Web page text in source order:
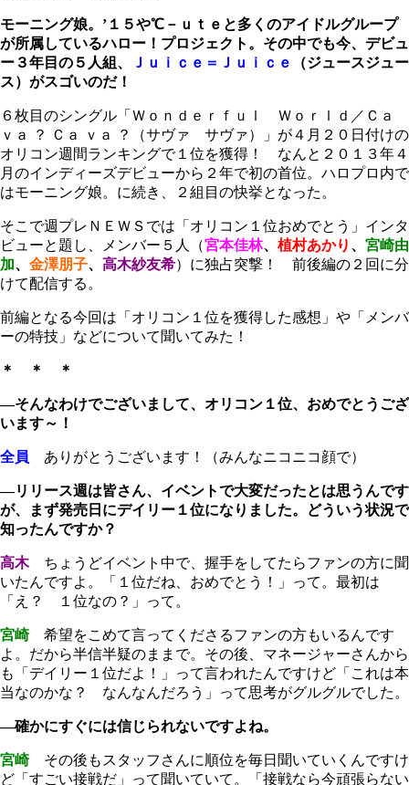
モーニング娘。’１５や℃－ｕｔｅと多くのアイドルグループ
が所属しているハロー！プロジェクト。その中でも今、デビュ
ー３年目の５人組、
Ｊｕｉｃｅ＝Ｊｕｉｃｅ
（ジュースジュー
ス）がスゴいのだ！
６枚目のシングル「Ｗｏｎｄｅｒｆｕｌ Ｗｏｒｌｄ／Ｃａ
ｖａ ？ Ｃａ ｖａ ？（サヴァ サヴァ）」が４月２０日付けの
オリコン週間ランキングで１位を獲得！ なんと２０１３年４
月のインディーズデビューから２年で初の首位。ハロプロ内で
はモーニング娘。に続き、２組目の快挙となった。
そこで週プレＮＥＷＳでは「オリコン１位おめでとう」インタ
ビューと題し、メンバー５人（宮本佳林、 植村あかり 、 宮崎由
加、 金澤朋子、 高木紗友希）に独占突撃！ 前後編の２回に分
けて配信する。
前編となる今回は「オリコン１位を獲得した感想」や「メンバ
ーの特技」などについて聞いてみた！
＊ ＊ ＊
―そんなわけでございまして、オリコン１位、おめでとうござ
います～！
全員 ありがとうございます！（みんなニコニコ顔で）
―リリース週は皆さん、イベントで大変だったとは思うんです
が、まず発売日にデイリー１位になりました。どういう状況で
知ったんですか？
高木ちょうどイベント中で、握手をしてたらファンの方に聞
いたんですよ。「１位だね、おめでとう！」って。最初は
「え？ １位なの？」って。
宮崎希望をこめて言ってくださるファンの方もいるんです
よ。だから半信半疑のままで。その後、マネージャーさんから
も「デイリー１位だよ！」って言われたんですけど「これは本
当なのかな？ なんなんだろう」って思考がグルグルでした。
―確かにすぐには信じられないですよね。
宮崎その後もスタッフさんに順位を毎日聞いていくんですけ
ど「すごい接戦だ」って聞いていて。「接戦なら今頑張らない